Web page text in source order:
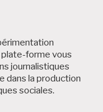
forme vous
journalistiques
dans la production
sociales.